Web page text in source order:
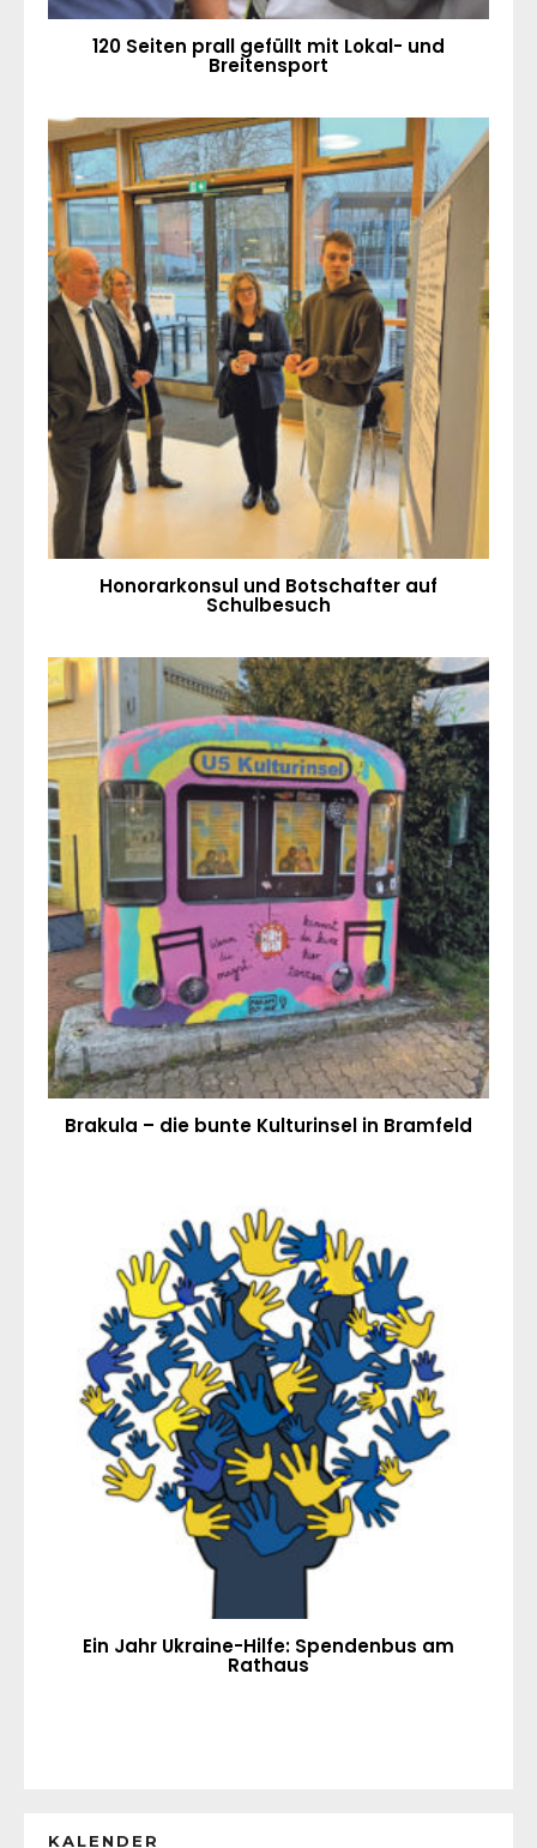
120 Seiten prall gefüllt mit Lokal- und
Breitensport
Honorarkonsul und Botschafter auf
Schulbesuch
Brakula – die bunte Kulturinsel in Bramfeld
Ein Jahr Ukraine-Hilfe: Spendenbus am
Rathaus
KALENDER